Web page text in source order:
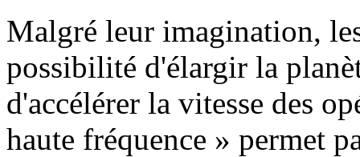
Malgré leur imagination,
possibilité d'élargir la
d'accélérer la vitesse des
haute fréquence » permet